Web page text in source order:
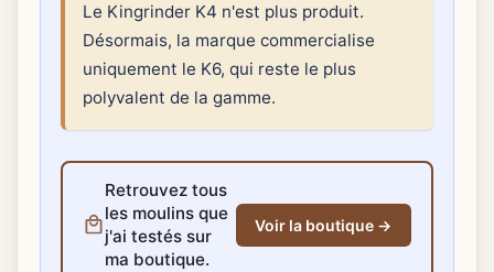
Le Kingrinder K4 n'est plus produit.
Désormais, la marque commercialise
uniquement le K6, qui reste le plus
polyvalent de la gamme.
Retrouvez tous
les moulins que
j'ai testés sur
ma boutique.
Voir la boutique →